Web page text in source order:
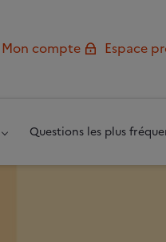
Mon compte
Espace
Questions les plus